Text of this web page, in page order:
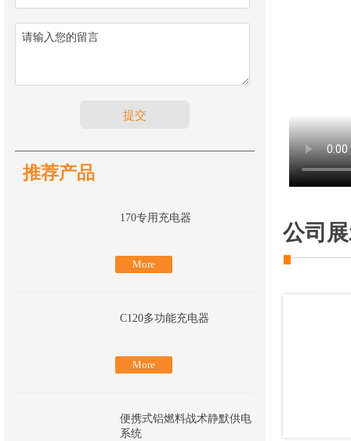
提交
推荐产品
170专用充电器
More
C120多功能充电器
More
便携式铝燃料战术静默供电
系统
公司